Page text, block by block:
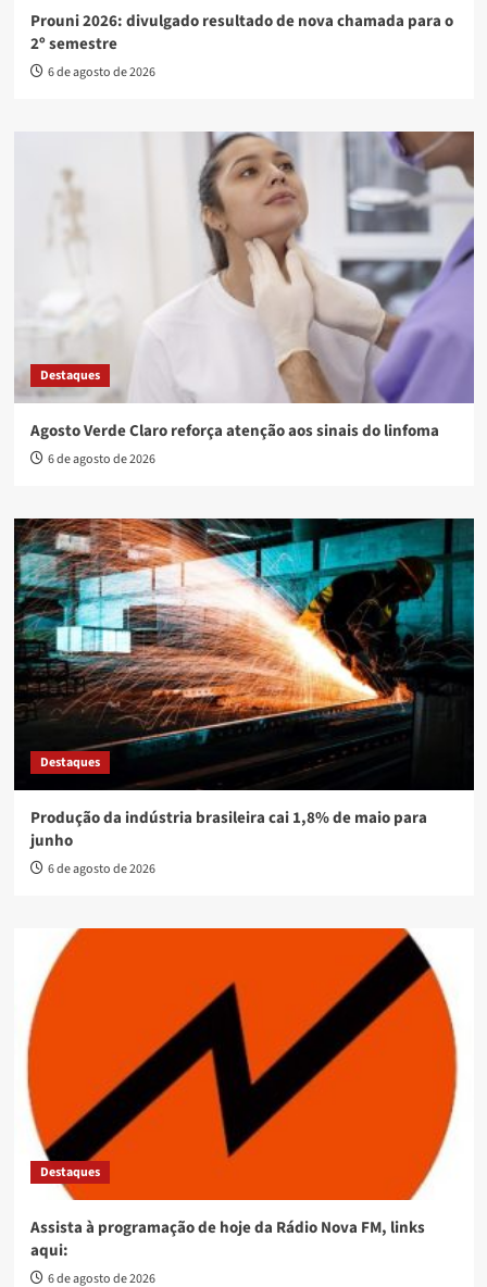
Prouni 2026: divulgado resultado de nova chamada para o
2º semestre
6 de agosto de 2026
Destaques
Agosto Verde Claro reforça atenção aos sinais do linfoma
6 de agosto de 2026
Destaques
Produção da indústria brasileira cai 1,8% de maio para
junho
6 de agosto de 2026
Destaques
Assista à programação de hoje da Rádio Nova FM, links
aqui:
6 de agosto de 2026